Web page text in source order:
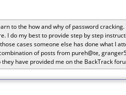
to the how and why of password
I do my best to provide step by step
cases someone else has done what I
of posts from pureh@te,
have provided me on the BackTrack